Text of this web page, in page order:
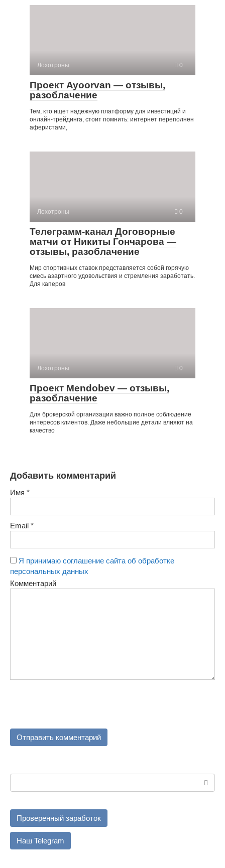
Лохотроны 0
Проект Ayoorvan — отзывы,
разоблачение
Тем, кто ищет надежную платформу для инвестиций и
онлайн-трейдинга, стоит помнить: интернет переполнен
аферистами,
Лохотроны 0
Телеграмм-канал Договорные
матчи от Никиты Гончарова —
отзывы, разоблачение
Мир спортивных ставок представляется собой горячую
смесь азартного удовольствия и стремления заработать.
Для каперов
Лохотроны 0
Проект Mendobev — отзывы,
разоблачение
Для брокерской организации важно полное соблюдение
интересов клиентов. Даже небольшие детали влияют на
качество
Добавить комментарий
Имя *
Email *
Я принимаю соглашение сайта об обработке
персональных данных
Комментарий
Проверенный заработок
Наш Telegram